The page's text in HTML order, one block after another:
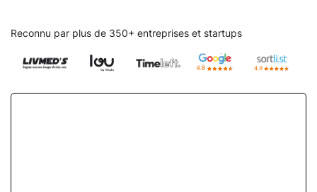
Reconnu par plus de 350+ entreprises et startups